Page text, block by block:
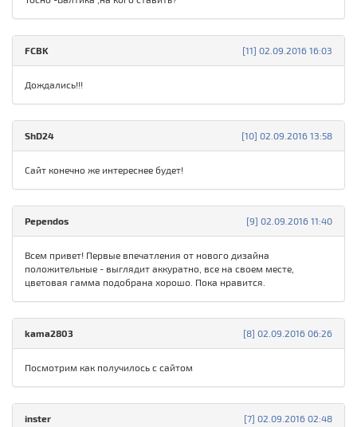
[11] 02.09.2016 16:03
FCBK
Дождались!!!
[10] 02.09.2016 13:58
ShD24
Сайт конечно же интереснее будет!
[9] 02.09.2016 11:40
Pependos
Всем привет! Первые впечатления от нового дизайна
положительные - выглядит аккуратно, все на своем месте,
цветовая гамма подобрана хорошо. Пока нравится.
[8] 02.09.2016 06:26
kama2803
Посмотрим как получилось с сайтом
[7] 02.09.2016 02:48
inster